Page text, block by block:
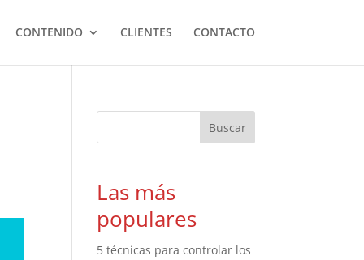
CONTENIDO CLIENTES CONTACTO
Las más
populares
5 técnicas para controlar los